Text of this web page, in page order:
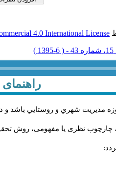
4.0 International License
)
مديريت شهري و روستايي باشد و
نظری یا مفهومی، روش